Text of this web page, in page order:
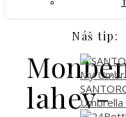
lahev-
Náš tip:
Umbrella